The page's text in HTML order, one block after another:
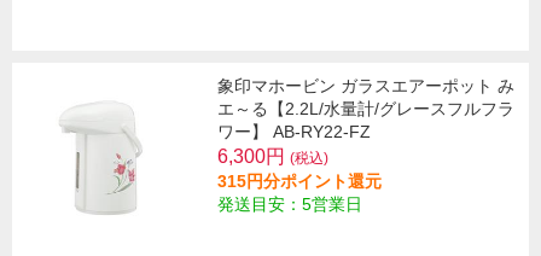
象印マホービン ガラスエアーポット み
エ～る【2.2L/水量計/グレースフルフラ
ワー】 AB-RY22-FZ
6,300円 (税込)
315円分ポイント還元
発送目安：5営業日